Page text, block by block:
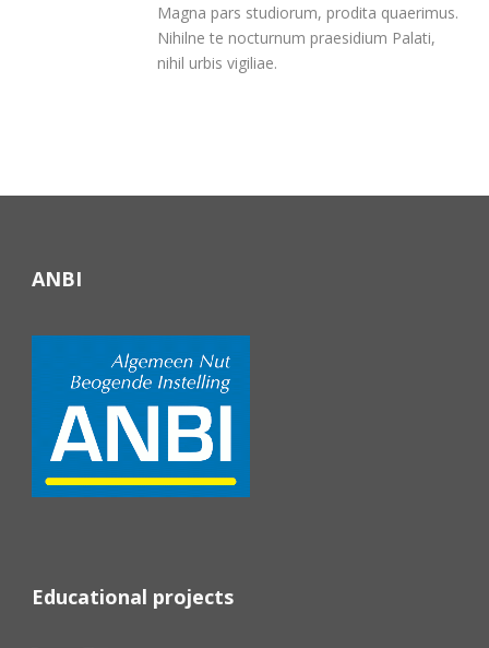
Magna pars studiorum, prodita quaerimus.
Nihilne te nocturnum praesidium Palati,
nihil urbis vigiliae.
ANBI
Educational projects